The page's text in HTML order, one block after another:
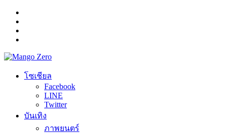
โซเชียล
Facebook
LINE
Twitter
บันเทิง
ภาพยนตร์